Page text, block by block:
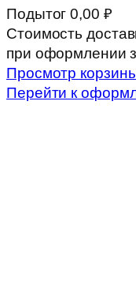
Товары
в
корзине
Подытог0,00 ₽
Стоимость
при оформлении
Просмотр
Перейти к